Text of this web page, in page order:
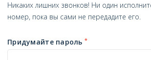
Никаких лишних звонков! Ни один
номер, пока вы сами не передадите его.
Придумайте пароль*